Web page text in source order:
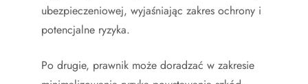
ubezpieczeniowej, wyjaśniając zakres ochrony i
potencjalne ryzyka.
Po drugie, prawnik może doradzać w zakresie